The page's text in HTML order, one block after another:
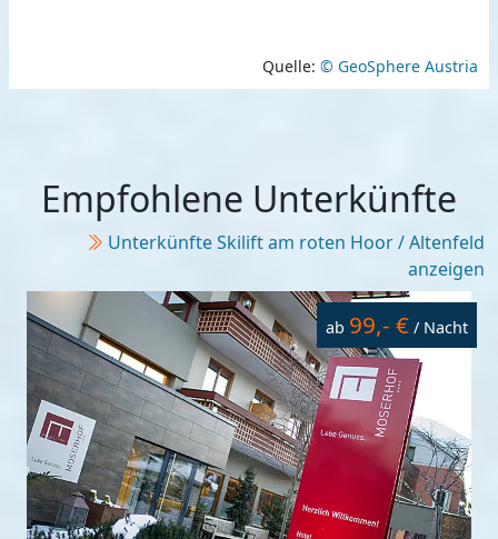
Quelle: © GeoSphere Austria
Empfohlene Unterkünfte
Unterkünfte Skilift am roten Hoor / Altenfeld
anzeigen
ab 99,- € / Nacht